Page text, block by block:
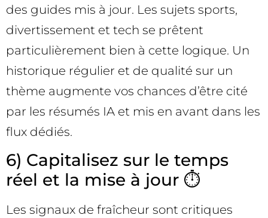
des guides mis à jour. Les sujets sports,
divertissement et tech se prêtent
particulièrement bien à cette logique. Un
historique régulier et de qualité sur un
thème augmente vos chances d’être cité
par les résumés IA et mis en avant dans les
flux dédiés.
6) Capitalisez sur le temps
réel et la mise à jour ⏱️
Les signaux de fraîcheur sont critiques